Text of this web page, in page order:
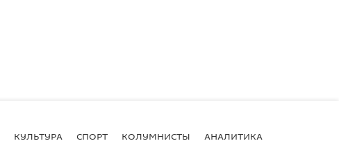
КУЛЬТУРА СПОРТ КОЛУМНИСТЫ АНАЛИТИКА